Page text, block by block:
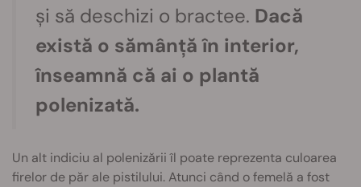
și să deschizi o bractee. Dacă
există o sămânță în interior,
înseamnă că ai o plantă
polenizată.
Un alt indiciu al polenizării îl poate reprezenta culoarea
firelor de păr ale pistilului. Atunci când o femelă a fost